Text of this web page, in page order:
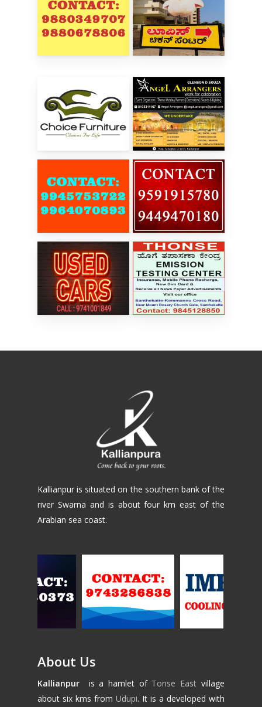
Kallianpur is situated on the southern bank of the
river Swarna and is about four km east of the
Arabian sea coast.
About Us
Kallianpur is a hamlet of Tonse East village
about six kms fromUdupi. It is a developed with